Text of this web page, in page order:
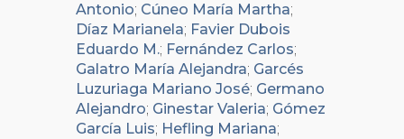
Antonio; Cúneo María Martha;
Díaz Marianela; Favier Dubois
Eduardo M.; Fernández Carlos;
Galatro María Alejandra; Garcés
Luzuriaga Mariano José; Germano
Alejandro; Ginestar Valeria; Gómez
García Luis; Hefling Mariana;